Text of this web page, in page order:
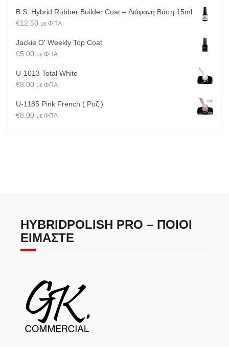
B.S. Hybrid Rubber Builder Coat – Διάφανη Βάση 15ml
€12.50 με ΦΠΑ
Jackie O' Weekly Top Coat
€5.00 με ΦΠΑ
U-1013 Total White
€8.00 με ΦΠΑ
U-1185 Pink French ( Ροζ )
€8.00 με ΦΠΑ
HYBRIDPOLISH PRO – ΠΟΙΟΙ
ΕΊΜΑΣΤΕ